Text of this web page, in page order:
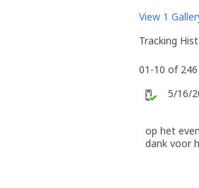
View 1
Tracking
01-10 of 246
5/16/
op het
dank voor